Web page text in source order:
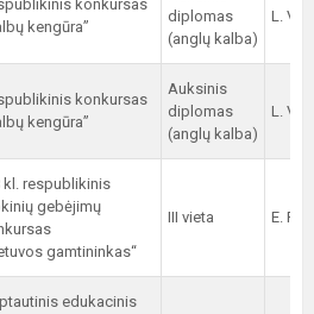
konkursas
kengūra”
diplomas
(anglų kalba)
L.
konkursas
kengūra”
Auksinis
diplomas
(anglų kalba)
L.
kl. respublikinis
gebėjimų
gamtininkas“
III vieta E.
edukacinis